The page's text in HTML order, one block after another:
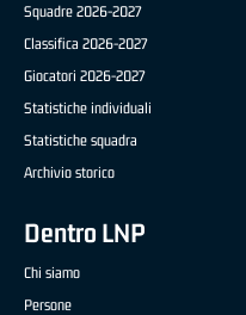
Squadre 2026-2027
Classifica 2026-2027
Giocatori 2026-2027
Statistiche individuali
Statistiche squadra
Archivio storico
Dentro LNP
Chi siamo
Persone